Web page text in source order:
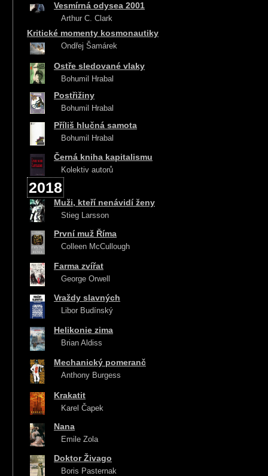
Vesmírná odysea 2001
Arthur C. Clark
Kritické momenty kosmonautiky
Ondřej Šamárek
Ostře sledované vlaky
Bohumil Hrabal
Postřižiny
Bohumil Hrabal
Příliš hlučná samota
Bohumil Hrabal
Černá kniha kapitalismu
Kolektiv autorů
2018
Muži, kteří nenávidí ženy
Stieg Larsson
První muž Říma
Colleen McCullough
Farma zvířat
George Orwell
Vraždy slavných
Libor Budínský
Helikonie zima
Brian Aldiss
Mechanický pomeranč
Anthony Burgess
Krakatit
Karel Čapek
Nana
Emile Zola
Doktor Živago
Boris Pasternak